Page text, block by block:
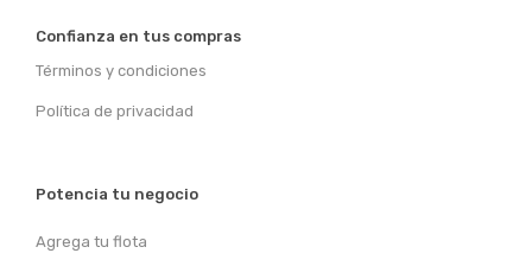
Confianza en tus compras
Términos y condiciones
Política de privacidad
Potencia tu negocio
Agrega tu flota